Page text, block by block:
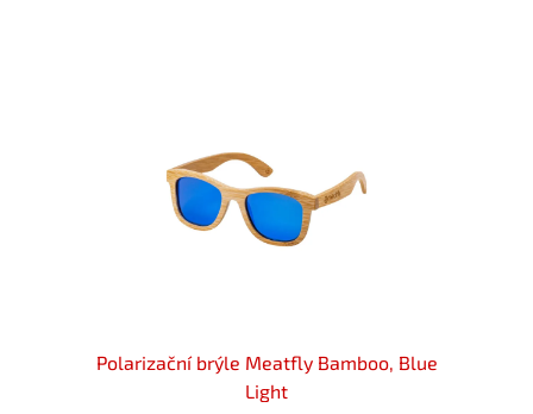
Polarizační brýle Meatfly Bamboo, Blue
Light